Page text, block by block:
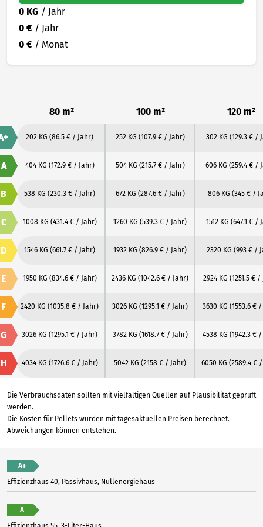
0 KG / Jahr
0 € / Jahr
0 € / Monat
80 m² 100 m² 120 m²
202 KG (86.5 € / Jahr) 252 KG (107.9 € / Jahr) 302 KG (129.3 € /
A 404 KG (172.9 € / Jahr) 504 KG (215.7 € / Jahr) 606 KG (259.4 € /
B 538 KG (230.3 € / Jahr) 672 KG (287.6 € / Jahr) 806 KG (345 € /
C 1008 KG (431.4 € / Jahr) 1260 KG (539.3 € / Jahr) 1512 KG (647.1 € /
D 1546 KG (661.7 € / Jahr) 1932 KG (826.9 € / Jahr) 2320 KG (993 € /
E 1950 KG (834.6 € / Jahr) 2436 KG (1042.6 € / Jahr) 2924 KG (1251.5 € /
F 2420 KG (1035.8 € / Jahr) 3026 KG (1295.1 € / Jahr) 3630 KG (1553.6 €
G 3026 KG (1295.1 € / Jahr) 3782 KG (1618.7 € / Jahr) 4538 KG (1942.3 €
H 4034 KG (1726.6 € / Jahr) 5042 KG (2158 € / Jahr) 6050 KG (2589.4 €
Die Verbrauchsdaten sollten mit vielfältigen Quellen auf Plausibilität geprüft
werden.
Die Kosten für Pellets wurden mit tagesaktuellen Preisen berechnet.
Abweichungen können entstehen.
A+
Effizienzhaus 40, Passivhaus, Nullenergiehaus
A